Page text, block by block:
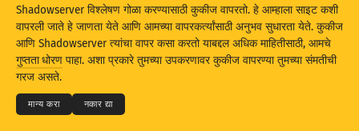
अपडेट करा रिसेट
PNG म्हणून डाउनलोड करा
© 2026THE SHADOWSERVER FOUNDATION
गुप्तता आणि अटी
आम्हाला संपर्क करा श्रेय
Shadowserver विश्लेषण गोळा करण्यासाठी कुकीज वापरतो. हे आम्हाला साइट कशी
वापरली जाते हे जाणता येते आणि आमच्या वापरकर्त्यांसाठी अनुभव सुधारता येते. कुकीज
आणि Shadowserver त्यांचा वापर कसा करतो याबद्दल अधिक माहितीसाठी, आमचे
गुप्तता धोरण पाहा. अशा प्रकारे तुमच्या उपकरणावर कुकीज वापरण्या तुमच्या संमतीची
गरज असते.
मान्य करा नकार द्या